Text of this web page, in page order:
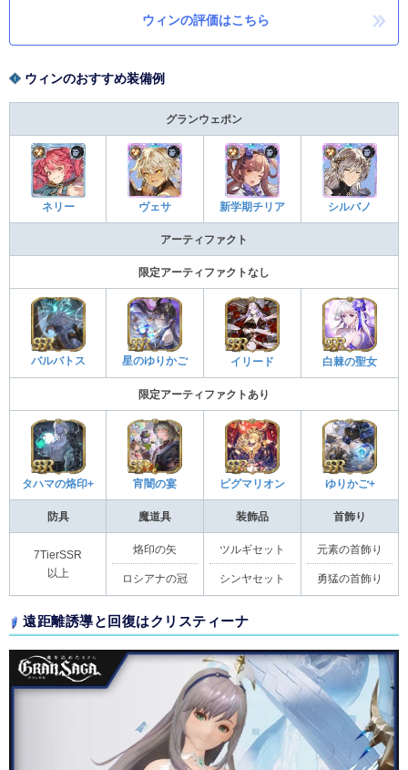
ウィンの評価はこちら
ウィンのおすすめ装備例
グランウェポン
ネリー ヴェサ 新学期チリア シルバノ
アーティファクト
限定アーティファクトなし
バルバトス 星のゆりかご イリード 白棘の聖女
限定アーティファクトあり
タハマの烙印+ 宵闇の宴 ピグマリオン ゆりかご+
防具 魔道具 装飾品 首飾り
7TierSSR
以上
烙印の矢
ロシアナの冠
ツルギセット
シンヤセット
元素の首飾り
勇猛の首飾り
遠距離誘導と回復はクリスティーナ